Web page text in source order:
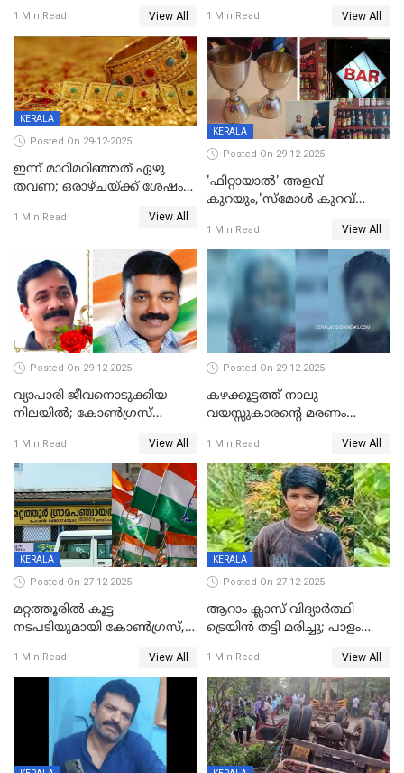
പരിക്ക്; പാളം മറികടന്ന
യുവാവ് ട്രെയിന്‍ തട്ടി മരിച്ചു
1 Min Read View All
കുട്ടികൾക്കൊപ്പം
കളിക്കുന്നതിനിടെ
1 Min Read View All
KERALA
Posted On 29-12-2025
ഇന്ന് മാറിമറിഞ്ഞത് ഏഴു
തവണ; ഒരാഴ്ചയ്ക്ക് ശേഷം
1 Min Read View All
KERALA
Posted On 29-12-2025
'ഫിറ്റായാൽ' അളവ്
കുറയും,'സ്‌മോൾ കുറവ്
പിഴ
1 Min Read View All
Posted On 29-12-2025
വ്യാപാരി ജീവനൊടുക്കിയ
നിലയില്‍; കോണ്‍ഗ്രസ്
മാനസികപീഡനമെന്ന് കുറിപ്പ്
1 Min Read View All
Posted On 29-12-2025
കഴക്കൂട്ടത്ത് നാലു
വയസ്സുകാരന്റെ മരണം
സുഹൃത്തും പൊലീസ്
കസ്റ്റഡിയിൽ
1 Min Read View All
KERALA
Posted On 27-12-2025
മറ്റത്തൂരിൽ കൂട്ട
നടപടിയുമായി കോണ്‍ഗ്രസ്,
എട്ട് പേര്‍ ഉള്‍പ്പെടെ
പത്തുപേരെ പുറത്താക്കി,
ചൊവ്വന്നൂരിലും നടപടി
1 Min Read View All
KERALA
Posted On 27-12-2025
ആറാം ക്ലാസ് വിദ്യാർത്ഥി
ട്രെയിൻ തട്ടി മരിച്ചു; പാളം
അപകടം മലപ്പുറത്ത്
1 Min Read View All